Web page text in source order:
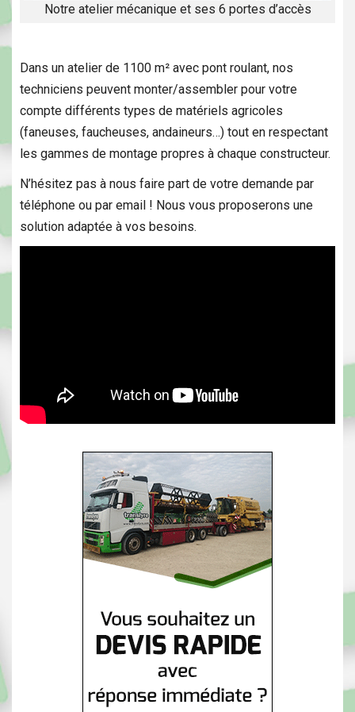
Notre atelier mécanique et ses 6 portes d’accès
Dans un atelier de 1100 m² avec pont roulant, nos
techniciens peuvent monter/assembler pour votre
compte différents types de matériels agricoles
(faneuses, faucheuses, andaineurs…) tout en respectant
les gammes de montage propres à chaque constructeur.
N’hésitez pas à nous faire part de votre demande par
téléphone ou par email ! Nous vous proposerons une
solution adaptée à vos besoins.